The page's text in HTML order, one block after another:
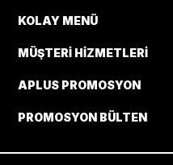
KOLAY MENÜ
MÜŞTERI HIZMETLERI
APLUS PROMOSYON
PROMOSYON BÜLTEN